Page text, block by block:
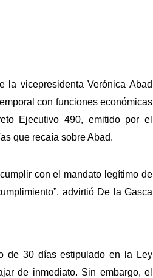
la vicepresidenta Verónica Abad
con funciones económicas
Ejecutivo 490, emitido por el
que recaía sobre Abad.
con el mandato legítimo de
advirtió De la Gasca
de 30 días estipulado en la Ley
de inmediato. Sin embargo, el